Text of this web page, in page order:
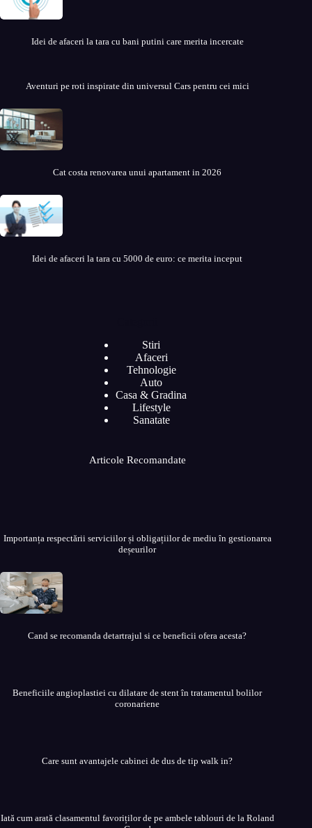
Idei de afaceri la tara cu bani putini care merita incercate
Aventuri pe roti inspirate din universul Cars pentru cei mici
Cat costa renovarea unui apartament in 2026
Idei de afaceri la tara cu 5000 de euro: ce merita inceput
Stiri
Afaceri
Tehnologie
Auto
Casa & Gradina
Lifestyle
Sanatate
Articole Recomandate
Importanța respectării serviciilor și obligațiilor de mediu în gestionarea
deșeurilor
Cand se recomanda detartrajul si ce beneficii ofera acesta?
Beneficiile angioplastiei cu dilatare de stent în tratamentul bolilor
coronariene
Care sunt avantajele cabinei de dus de tip walk in?
Iată cum arată clasamentul favoriților de pe ambele tablouri de la Roland